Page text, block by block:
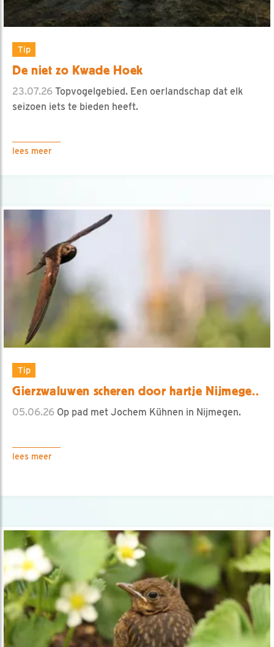
Tip
De niet zo Kwade Hoek
23.07.26 Topvogelgebied. Een oerlandschap dat elk
seizoen iets te bieden heeft.
lees meer
Tip
Gierzwaluwen scheren door hartje Nijmege..
05.06.26 Op pad met Jochem Kühnen in Nijmegen.
lees meer